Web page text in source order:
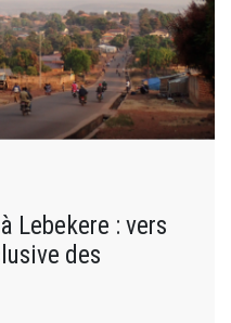
Lebekere : vers
des